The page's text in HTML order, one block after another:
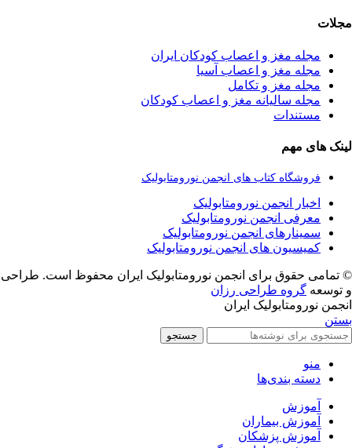
مجلات
مجله مغز و اعصاب کودکان ایران
مجله مغز و اعصاب آسیا
مجله مغز و تکامل
مجله سالیانه مغز و اعصاب کودکان
مستندات
لینک های مهم
فروشگاه کتاب های انجمن نورومتابولیک
اخبار انجمن نورومتابولیک
معرفی انجمن نورومتابولیک
سمینارهای انجمن نورومتابولیک
کمیسیون های انجمن نورومتابولیک
© تمامی حقوق برای انجمن نورومتابولیک ایران محفوظ است. طراحی
و توسعه گروه طراحی رزان
انجمن نورومتابولیک ایران
بستن
جستجو
منو
دسته بندی‌ها
آموزش
آموزش بیماران
آموزش پزشکان